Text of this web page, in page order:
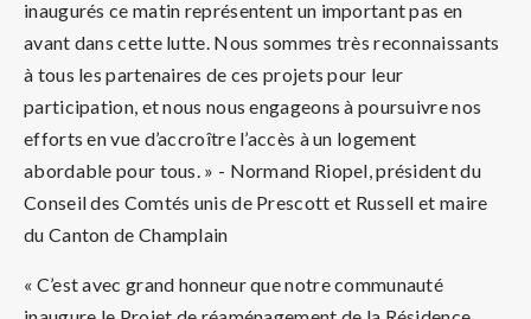
inaugurés ce matin représentent un important pas en
avant dans cette lutte. Nous sommes très reconnaissants
à tous les partenaires de ces projets pour leur
participation, et nous nous engageons à poursuivre nos
efforts en vue d’accroître l’accès à un logement
abordable pour tous. » - Normand Riopel, président du
Conseil des Comtés unis de Prescott et Russell et maire
du Canton de Champlain
« C’est avec grand honneur que notre communauté